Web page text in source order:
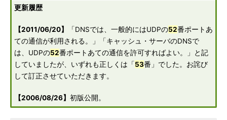
更新履歴
【2011/06/20】 「DNSでは、一般的にはUDPの52番ポートあ
ての通信が利用される。」「キャッシュ・サーバのDNSで
は、UDPの52番ポートあての通信を許可すればよい。」と記
していましたが、いずれも正しくは「53番」でした。お詫び
して訂正させていただきます。
【2006/08/26】 初版公開。